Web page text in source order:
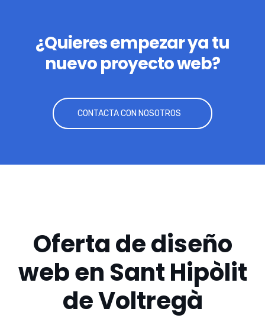
¿Quieres empezar ya tu
nuevo proyecto web?
CONTACTA CON NOSOTROS
Oferta de diseño
web en Sant Hipòlit
de Voltregà